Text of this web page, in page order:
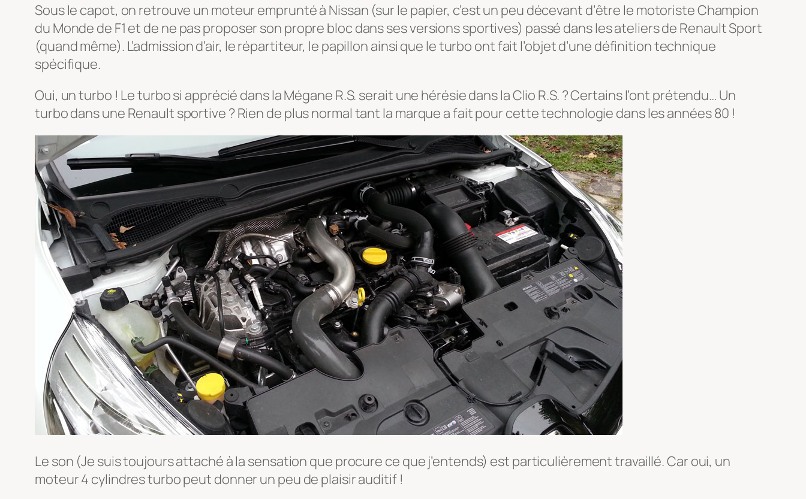
Sous le capot, on retrouve un moteur emprunté à Nissan (sur le papier, c’est un peu décevant d’être le motoriste Champion
du Monde de F1 et de ne pas proposer son propre bloc dans ses versions sportives) passé dans les ateliers de Renault Sport
(quand même). L’admission d’air, le répartiteur, le papillon ainsi que le turbo ont fait l’objet d’une définition technique
spécifique.
Oui, un turbo ! Le turbo si apprécié dans la Mégane R.S. serait une hérésie dans la Clio R.S. ? Certains l’ont prétendu… Un
turbo dans une Renault sportive ? Rien de plus normal tant la marque a fait pour cette technologie dans les années 80 !
Le son (Je suis toujours attaché à la sensation que procure ce que j’entends) est particulièrement travaillé. Car oui, un
moteur 4 cylindres turbo peut donner un peu de plaisir auditif !